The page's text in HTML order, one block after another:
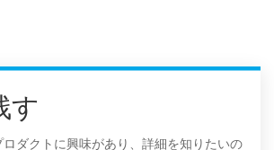
す
ダクトに興味があり、詳細を知りたいの